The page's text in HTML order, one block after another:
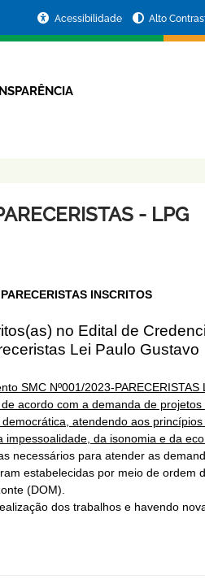
Acessibilidade Alto
- LPG
INSCRITOS
no Edital de
Lei Paulo Gustavo
SMC Nº001/2023-PARECERISTAS
acordo com a demanda de
atendendo aos
da isonomia e da
necessários para atender as
estabelecidas por meio de ordem
(DOM).
dos trabalhos e havendo